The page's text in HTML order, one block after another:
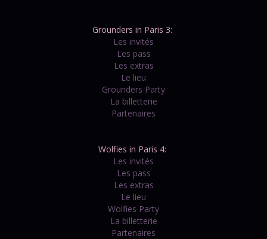
Grounders in Paris 3:
Les invités
Les pass
Les extras
Le lieu
Grounders Party
La billetterie
Partenaires
Wolfies in Paris 4:
Les invités
Les pass
Les extras
Le lieu
Wolfies Party
La billetterie
Partenaires